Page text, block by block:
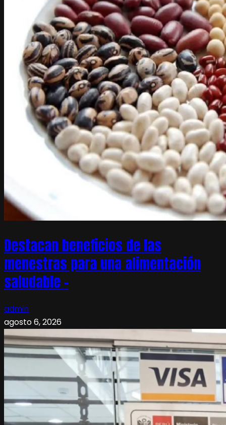
Destacan beneficios de las
menestras para una alimentación
saludable –
admin
agosto 6, 2026